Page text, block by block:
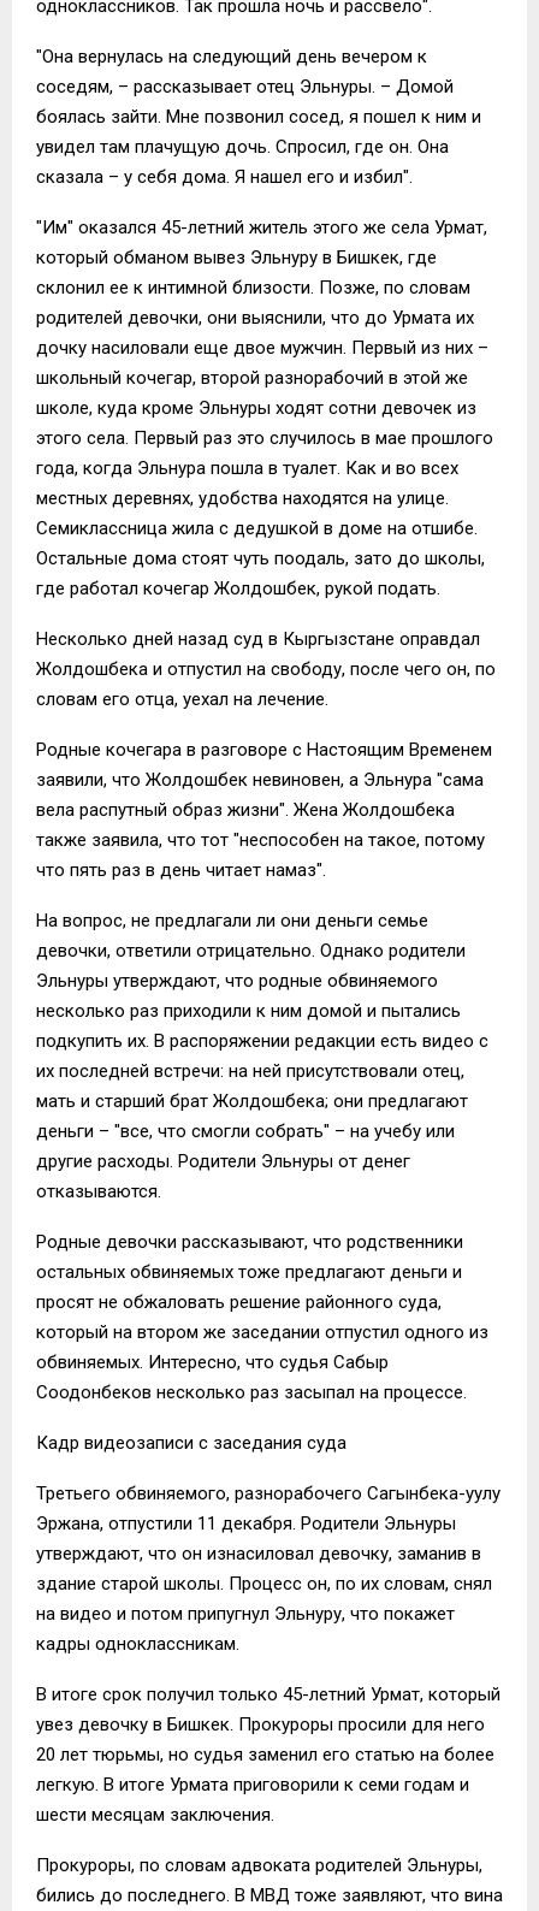
одноклассников. Так прошла ночь и рассвело".
"Она вернулась на следующий день вечером к
соседям, – рассказывает отец Эльнуры. – Домой
боялась зайти. Мне позвонил сосед, я пошел к ним и
увидел там плачущую дочь. Спросил, где он. Она
сказала – у себя дома. Я нашел его и избил".
"Им" оказался 45-летний житель этого же села Урмат,
который обманом вывез Эльнуру в Бишкек, где
склонил ее к интимной близости. Позже, по словам
родителей девочки, они выяснили, что до Урмата их
дочку насиловали еще двое мужчин. Первый из них –
школьный кочегар, второй разнорабочий в этой же
школе, куда кроме Эльнуры ходят сотни девочек из
этого села. Первый раз это случилось в мае прошлого
года, когда Эльнура пошла в туалет. Как и во всех
местных деревнях, удобства находятся на улице.
Семиклассница жила с дедушкой в доме на отшибе.
Остальные дома стоят чуть поодаль, зато до школы,
где работал кочегар Жолдошбек, рукой подать.
Несколько дней назад суд в Кыргызстане оправдал
Жолдошбека и отпустил на свободу, после чего он, по
словам его отца, уехал на лечение.
Родные кочегара в разговоре с Настоящим Временем
заявили, что Жолдошбек невиновен, а Эльнура "сама
вела распутный образ жизни". Жена Жолдошбека
также заявила, что тот "неспособен на такое, потому
что пять раз в день читает намаз".
На вопрос, не предлагали ли они деньги семье
девочки, ответили отрицательно. Однако родители
Эльнуры утверждают, что родные обвиняемого
несколько раз приходили к ним домой и пытались
подкупить их. В распоряжении редакции есть видео с
их последней встречи: на ней присутствовали отец,
мать и старший брат Жолдошбека; они предлагают
деньги – "все, что смогли собрать" – на учебу или
другие расходы. Родители Эльнуры от денег
отказываются.
Родные девочки рассказывают, что родственники
остальных обвиняемых тоже предлагают деньги и
просят не обжаловать решение районного суда,
который на втором же заседании отпустил одного из
обвиняемых. Интересно, что судья Сабыр
Соодонбеков несколько раз засыпал на процессе.
Кадр видеозаписи с заседания суда
Третьего обвиняемого, разнорабочего Сагынбека-уулу
Эржана, отпустили 11 декабря. Родители Эльнуры
утверждают, что он изнасиловал девочку, заманив в
здание старой школы. Процесс он, по их словам, снял
на видео и потом припугнул Эльнуру, что покажет
кадры одноклассникам.
В итоге срок получил только 45-летний Урмат, который
увез девочку в Бишкек. Прокуроры просили для него
20 лет тюрьмы, но судья заменил его статью на более
легкую. В итоге Урмата приговорили к семи годам и
шести месяцам заключения.
Прокуроры, по словам адвоката родителей Эльнуры,
бились до последнего. В МВД тоже заявляют, что вина